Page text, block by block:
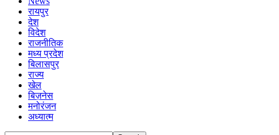
रायपुर
देश
विदेश
राजनीतिक
मध्य प्रदेश
बिलासपुर
राज्य
खेल
बिज़नेस
मनोरंजन
अध्यात्म